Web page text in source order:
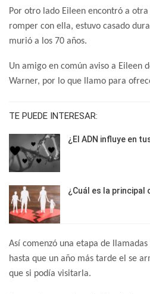
Por otro lado Eileen encontró a otra
romper con ella, estuvo casado
murió a los 70 años.
Un amigo en común aviso a Eileen
Warner, por lo que llamo para
TE PUEDE INTERESAR:
¿El ADN influye en
¿Cuál es la principal
Así comenzó una etapa de
hasta que un año más tarde el se
que si podía visitarla.